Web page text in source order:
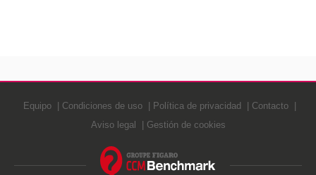
Equipo Condiciones de uso Política de privacidad
Contacto
Aviso legal
Gestión de cookies